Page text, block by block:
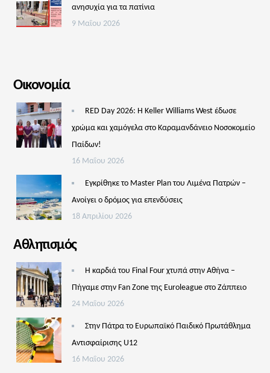
ανησυχία για τα πατίνια
9 Μαΐου 2026
Οικονομία
RED Day 2026: Η Keller Williams West έδωσε
χρώμα και χαμόγελα στο Καραμανδάνειο Νοσοκομείο
Παίδων!
16 Μαΐου 2026
Εγκρίθηκε το Master Plan του Λιμένα Πατρών –
Aνοίγει ο δρόμος για επενδύσεις
18 Απριλίου 2026
Αθλητισμός
Η καρδιά του Final Four χτυπά στην Αθήνα –
Πήγαμε στην Fan Zone της Euroleague στο Ζάππειο
24 Μαΐου 2026
Στην Πάτρα το Ευρωπαϊκό Παιδικό Πρωτάθλημα
Αντισφαίρισης U12
16 Μαΐου 2026